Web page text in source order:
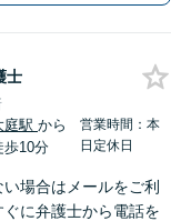
士
庭駅 から
歩10分
営業時間：本
日定休日
い場合はメールをご利
ぐに弁護士から電話を